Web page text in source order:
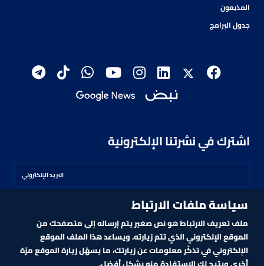
المذيعون
جدول البرامج
اشترك في نشرتنا الإلكترونية
اشترك
سياسة ملفات الارتباط
ملف تعريف الارتباط هو نص صغير يتم إرساله إلى متصفحك من
الموقع الإلكتروني الذي تتم زيارته. ويساعد هذا الملف الموقع
الإلكتروني في تذكّر معلومات عن زيارتك، ما يسهّل زيارة الموقع مرّة